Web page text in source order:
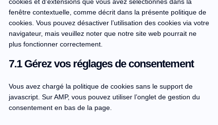
fenêtre contextuelle, comme décrit dans la présente politique de
cookies. Vous pouvez désactiver l’utilisation des cookies via votre
navigateur, mais veuillez noter que notre site web pourrait ne
plus fonctionner correctement.
7.1 Gérez vos réglages de consentement
Vous avez chargé la politique de cookies sans le support de
javascript. Sur AMP, vous pouvez utiliser l’onglet de gestion du
consentement en bas de la page.